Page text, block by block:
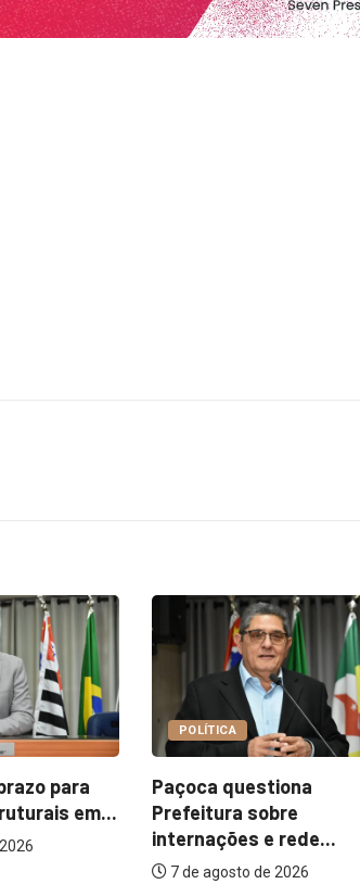
COTIDIANO
Garimpo Day reúne
brechós, gastronomia e
atrações...
7 de agosto de 2026